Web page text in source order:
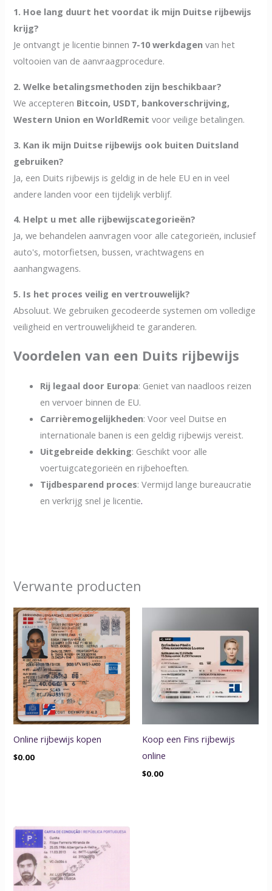
1. Hoe lang duurt het voordat ik mijn Duitse rijbewijs
krijg?
Je ontvangt je licentie binnen 7-10 werkdagen van het
voltooien van de aanvraagprocedure.
2. Welke betalingsmethoden zijn beschikbaar?
We accepteren Bitcoin, USDT, bankoverschrijving,
Western Union en WorldRemit voor veilige betalingen.
3. Kan ik mijn Duitse rijbewijs ook buiten Duitsland
gebruiken?
Ja, een Duits rijbewijs is geldig in de hele EU en in veel
andere landen voor een tijdelijk verblijf.
4. Helpt u met alle rijbewijscategorieën?
Ja, we behandelen aanvragen voor alle categorieën, inclusief
auto's, motorfietsen, bussen, vrachtwagens en
aanhangwagens.
5. Is het proces veilig en vertrouwelijk?
Absoluut. We gebruiken gecodeerde systemen om volledige
veiligheid en vertrouwelijkheid te garanderen.
Voordelen van een Duits rijbewijs
Rij legaal door Europa: Geniet van naadloos reizen
en vervoer binnen de EU.
Carrièremogelijkheden: Voor veel Duitse en
internationale banen is een geldig rijbewijs vereist.
Uitgebreide dekking: Geschikt voor alle
voertuigcategorieën en rijbehoeften.
Tijdbesparend proces: Vermijd lange bureaucratie
en verkrijg snel je licentie.
Verwante producten
Online rijbewijs kopen
$0.00
Koop een Fins rijbewijs
online
$0.00